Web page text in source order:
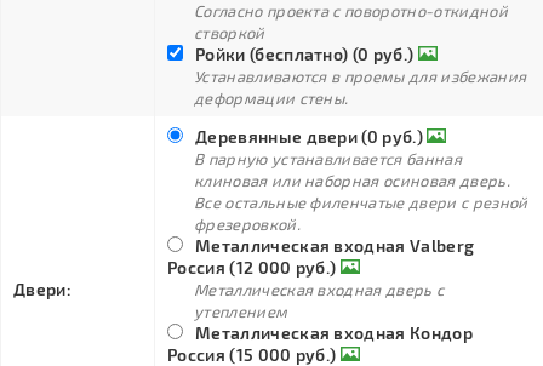
Согласно проекта с поворотно-откидной
створкой
Ройки (бесплатно) (0 руб.)
Устанавливаются в проемы для избежания
деформации стены.
Двери:
Деревянные двери (0 руб.)
В парную устанавливается банная
клиновая или наборная осиновая дверь.
Все остальные филенчатые двери с резной
фрезеровкой.
Металлическая входная Valberg
Россия (12 000 руб.)
Металлическая входная дверь с
утеплением
Металлическая входная Кондор
Россия (15 000 руб.)